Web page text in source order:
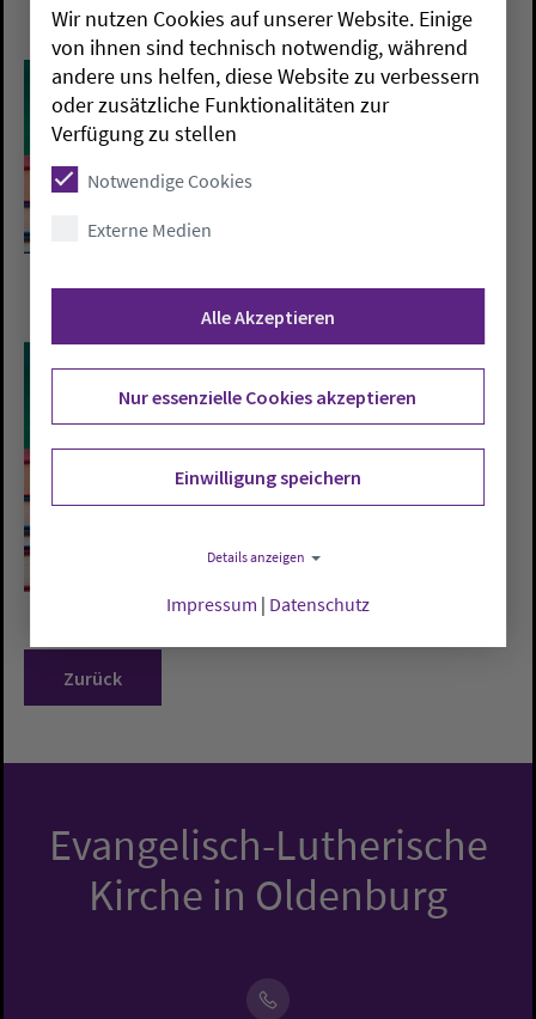
Zurück
Evangelisch-Lutherische
Kirche in Oldenburg
Wir nutzen Cookies auf unserer Website. Einige
von ihnen sind technisch notwendig, während
andere uns helfen, diese Website zu verbessern
oder zusätzliche Funktionalitäten zur
Verfügung zu stellen
Notwendige Cookies
Externe Medien
Alle Akzeptieren
Nur essenzielle Cookies akzeptieren
Einwilligung speichern
Details anzeigen
Impressum | Datenschutz